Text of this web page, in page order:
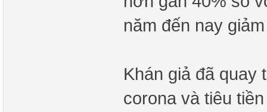
năm đến nay
Khán giả đã quay
corona và tiêu